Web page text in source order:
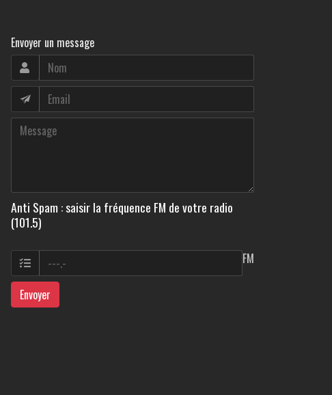
Envoyer un message
Anti Spam : saisir la fréquence FM de votre radio
(101.5)
FM
Envoyer